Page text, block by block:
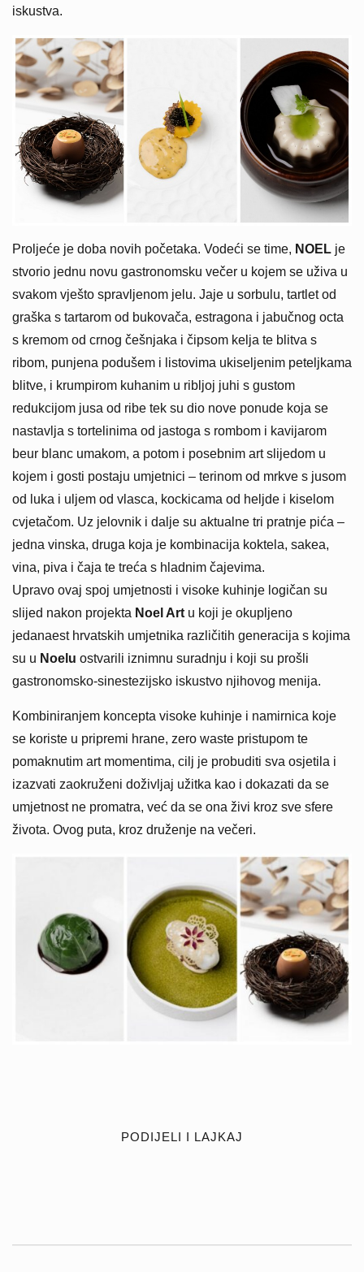
iskustva.
Proljeće je doba novih početaka. Vodeći se time, NOEL je
stvorio jednu novu gastronomsku večer u kojem se uživa u
svakom vješto spravljenom jelu. Jaje u sorbulu, tartlet od
graška s tartarom od bukovača, estragona i jabučnog octa
s kremom od crnog češnjaka i čipsom kelja te blitva s
ribom, punjena podušem i listovima ukiseljenim peteljkama
blitve, i krumpirom kuhanim u ribljoj juhi s gustom
redukcijom jusa od ribe tek su dio nove ponude koja se
nastavlja s tortelinima od jastoga s rombom i kavijarom
beur blanc umakom, a potom i posebnim art slijedom u
kojem i gosti postaju umjetnici – terinom od mrkve s jusom
od luka i uljem od vlasca, kockicama od heljde i kiselom
cvjetačom. Uz jelovnik i dalje su aktualne tri pratnje pića –
jedna vinska, druga koja je kombinacija koktela, sakea,
vina, piva i čaja te treća s hladnim čajevima.
Upravo ovaj spoj umjetnosti i visoke kuhinje logičan su
slijed nakon projekta Noel Art u koji je okupljeno
jedanaest hrvatskih umjetnika različitih generacija s kojima
su u Noelu ostvarili iznimnu suradnju i koji su prošli
gastronomsko-sinestezijsko iskustvo njihovog menija.
Kombiniranjem koncepta visoke kuhinje i namirnica koje
se koriste u pripremi hrane, zero waste pristupom te
pomaknutim art momentima, cilj je probuditi sva osjetila i
izazvati zaokruženi doživljaj užitka kao i dokazati da se
umjetnost ne promatra, već da se ona živi kroz sve sfere
života. Ovog puta, kroz druženje na večeri.
PODIJELI I LAJKAJ